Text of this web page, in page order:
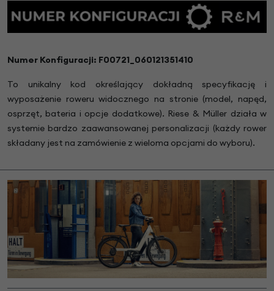
Numer Konfiguracji: F00721_060121351410
To unikalny kod określający dokładną specyfikację i
wyposażenie roweru widocznego na stronie (model, napęd,
osprzęt, bateria i opcje dodatkowe). Riese & Müller działa w
systemie bardzo zaawansowanej personalizacji (każdy rower
składany jest na zamówienie z wieloma opcjami do wyboru).